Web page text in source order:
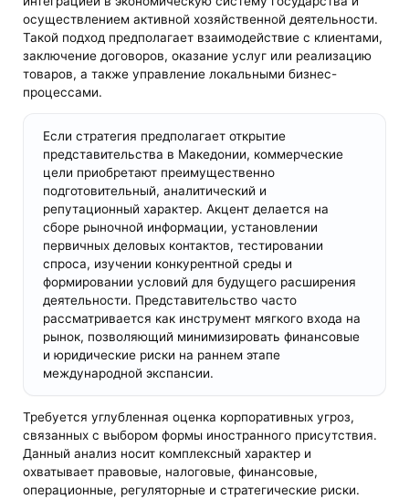
осуществлением активной хозяйственной деятельности.
Такой подход предполагает взаимодействие с клиентами,
заключение договоров, оказание услуг или реализацию
товаров, а также управление локальными бизнес-
процессами.
Если стратегия предполагает открытие
представительства в Македонии, коммерческие
цели приобретают преимущественно
подготовительный, аналитический и
репутационный характер. Акцент делается на
сборе рыночной информации, установлении
первичных деловых контактов, тестировании
спроса, изучении конкурентной среды и
формировании условий для будущего расширения
деятельности. Представительство часто
рассматривается как инструмент мягкого входа на
рынок, позволяющий минимизировать финансовые
и юридические риски на раннем этапе
международной экспансии.
Требуется углубленная оценка корпоративных угроз,
связанных с выбором формы иностранного присутствия.
Данный анализ носит комплексный характер и
охватывает правовые, налоговые, финансовые,
операционные, регуляторные и стратегические риски.